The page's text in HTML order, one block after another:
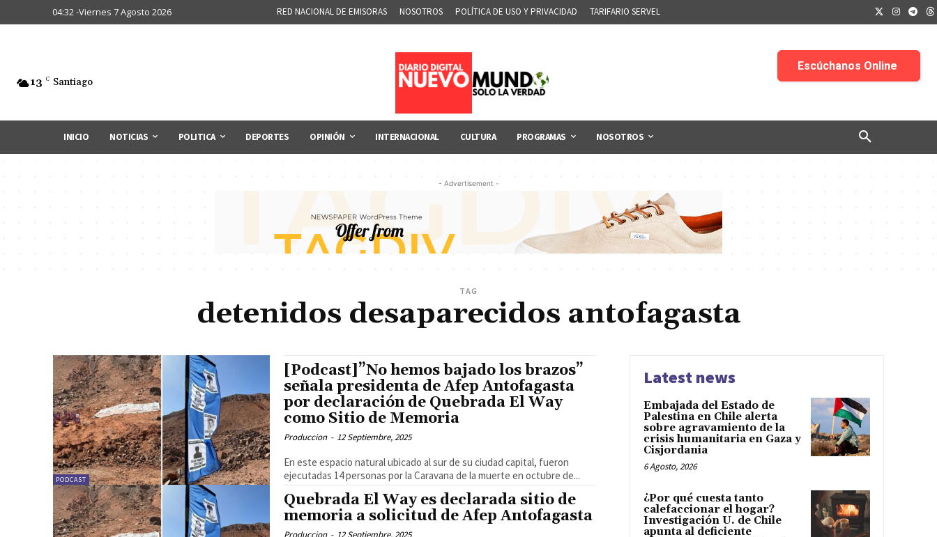
04:32 -Viernes 7 Agosto 2026 RED NACIONAL DE EMISORAS NOSOTROS POLÍTICA DE USO Y PRIVACIDAD TARIFARIO SERVEL
13 C Santiago
INICIO NOTICIAS POLITICA DEPORTES OPINIÓN INTERNACIONAL CULTURA PROGRAMAS NOSOTROS
- Advertisement -
TAG
detenidos desaparecidos antofagasta
PODCAST
[Podcast]”No hemos bajado los brazos”
señala presidenta de Afep Antofagasta
por declaración de Quebrada El Way
como Sitio de Memoria
Produccion - 12 Septiembre, 2025
En este espacio natural ubicado al sur de su ciudad capital, fueron
ejecutadas 14 personas por la Caravana de la muerte en octubre de...
Quebrada El Way es declarada sitio de
memoria a solicitud de Afep Antofagasta
Latest news
Embajada del Estado de
Palestina en Chile alerta
sobre agravamiento de la
crisis humanitaria en Gaza y
Cisjordania
6 Agosto, 2026
¿Por qué cuesta tanto
calefaccionar el hogar?
Investigación U. de Chile
apunta al deficiente